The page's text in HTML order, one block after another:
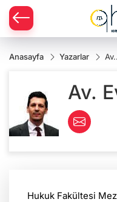
Anasayfa Yazarlar
Av.
Av.
Hukuk Fakültesi